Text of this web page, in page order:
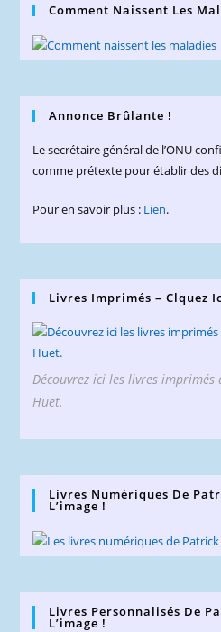
Comment Naissent Les
Annonce Brûlante !
Le secrétaire général de l’ONU
comme prétexte pour établir des
Pour en savoir plus : Lien.
Livres Imprimés – Clquez
Découvrez ici les livres imprimés
Huet.
Livres Numériques De
L’image !
Livres Personnalisés De
L’image !